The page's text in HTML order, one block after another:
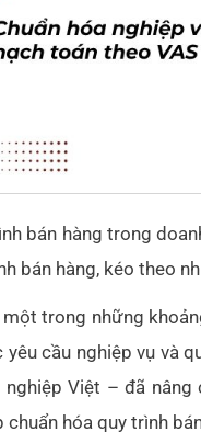
bán hàng trong
bán hàng, kéo theo
trong những
yêu cầu nghiệp vụ và
nghiệp Việt – đã
chuẩn hóa quy trình